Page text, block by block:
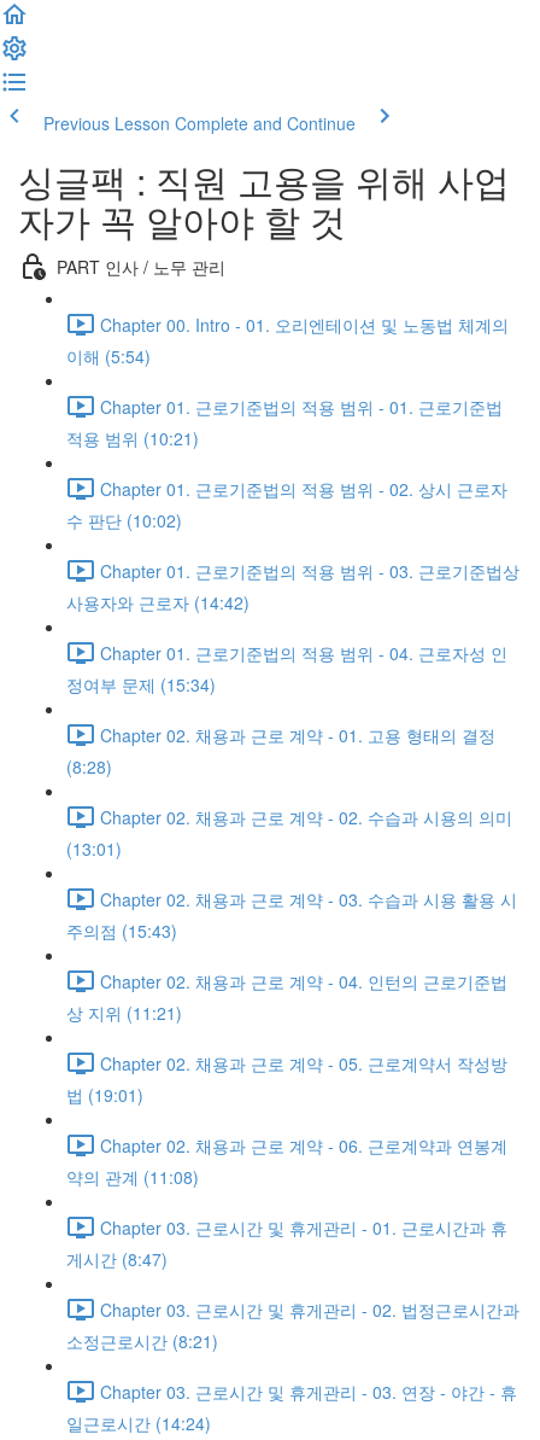
Previous Lesson Complete and Continue
싱글팩 : 직원 고용을 위해 사업
자가 꼭 알아야 할 것
PART 인사 / 노무 관리
Chapter 00. Intro - 01. 오리엔테이션 및 노동법 체계의
이해 (5:54)
Chapter 01. 근로기준법의 적용 범위 - 01. 근로기준법
적용 범위 (10:21)
Chapter 01. 근로기준법의 적용 범위 - 02. 상시 근로자
수 판단 (10:02)
Chapter 01. 근로기준법의 적용 범위 - 03. 근로기준법상
사용자와 근로자 (14:42)
Chapter 01. 근로기준법의 적용 범위 - 04. 근로자성 인
정여부 문제 (15:34)
Chapter 02. 채용과 근로 계약 - 01. 고용 형태의 결정
(8:28)
Chapter 02. 채용과 근로 계약 - 02. 수습과 시용의 의미
(13:01)
Chapter 02. 채용과 근로 계약 - 03. 수습과 시용 활용 시
주의점 (15:43)
Chapter 02. 채용과 근로 계약 - 04. 인턴의 근로기준법
상 지위 (11:21)
Chapter 02. 채용과 근로 계약 - 05. 근로계약서 작성방
법 (19:01)
Chapter 02. 채용과 근로 계약 - 06. 근로계약과 연봉계
약의 관계 (11:08)
Chapter 03. 근로시간 및 휴게관리 - 01. 근로시간과 휴
게시간 (8:47)
Chapter 03. 근로시간 및 휴게관리 - 02. 법정근로시간과
소정근로시간 (8:21)
Chapter 03. 근로시간 및 휴게관리 - 03. 연장 - 야간 - 휴
일근로시간 (14:24)